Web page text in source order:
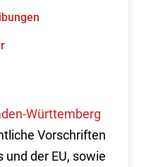
Württemberg
Vorschriften
und der EU, sowie